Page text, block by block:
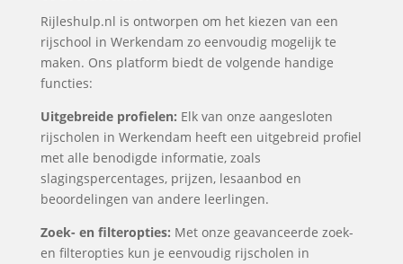
Rijleshulp.nl is ontworpen om het kiezen van een
rijschool in Werkendam zo eenvoudig mogelijk te
maken. Ons platform biedt de volgende handige
functies:
Uitgebreide profielen: Elk van onze aangesloten
rijscholen in Werkendam heeft een uitgebreid profiel
met alle benodigde informatie, zoals
slagingspercentages, prijzen, lesaanbod en
beoordelingen van andere leerlingen.
Zoek- en filteropties: Met onze geavanceerde zoek-
en filteropties kun je eenvoudig rijscholen in